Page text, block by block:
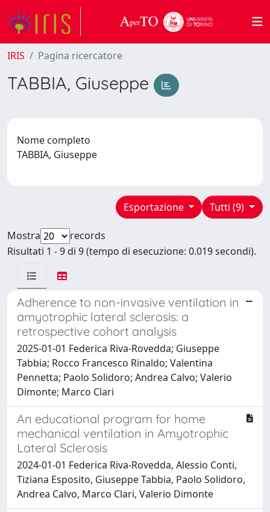
IRIS Pagina ricercatore
TABBIA, Giuseppe
Nome completo
TABBIA, Giuseppe
Tutti (9)
Esportazione
Mostra
records
Risultati 1 - 9 di 9 (tempo di esecuzione: 0.019 secondi).
Adherence to non-invasive ventilation in
amyotrophic lateral sclerosis: a
retrospective cohort analysis
2025-01-01 Federica Riva-Rovedda; Giuseppe
Tabbia; Rocco Francesco Rinaldo; Valentina
Pennetta; Paolo Solidoro; Andrea Calvo; Valerio
Dimonte; Marco Clari
An educational program for home
mechanical ventilation in Amyotrophic
Lateral Sclerosis
2024-01-01 Federica Riva-Rovedda, Alessio Conti,
Tiziana Esposito, Giuseppe Tabbia, Paolo Solidoro,
Andrea Calvo, Marco Clari, Valerio Dimonte